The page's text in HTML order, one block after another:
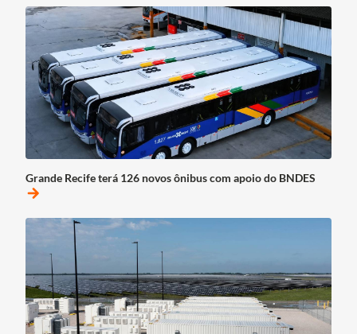
Grande Recife terá 126 novos ônibus com apoio do BNDES
arrow_forward